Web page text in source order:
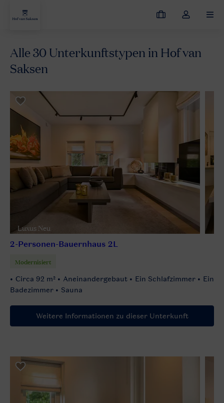
Meine
Dropdown-
Kontos
Hof van Saksen
Alle 30 Unterkunftstypen in Hof van
Saksen
Luxus Neu
2-Personen-Bauernhaus 2L
Modernisiert
Circa 92 m²
Aneinandergebaut Ein Schlafzimmer
Ein
Badezimmer
Sauna
Weitere Informationen zu dieser Unterkunft